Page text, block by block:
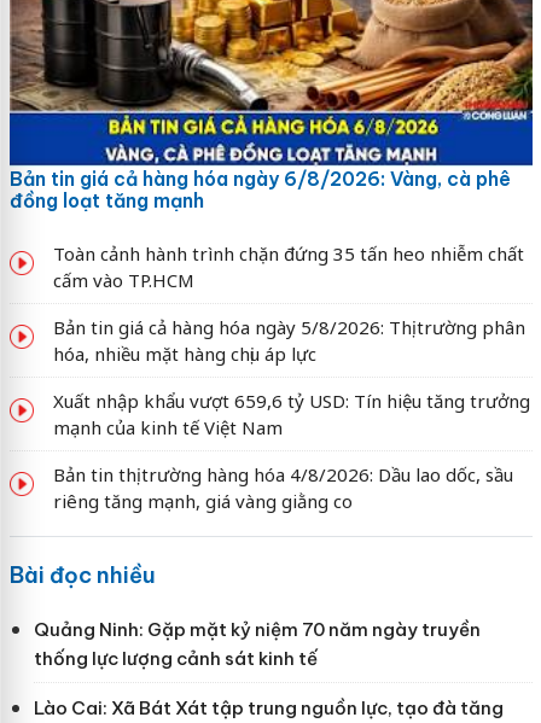
Bản tin giá cả hàng hóa ngày 6/8/2026: Vàng, cà phê
đồng loạt tăng mạnh
Toàn cảnh hành trình chặn đứng 35 tấn heo nhiễm chất
cấm vào TP.HCM
Bản tin giá cả hàng hóa ngày 5/8/2026: Thị trường phân
hóa, nhiều mặt hàng chịu áp lực
Xuất nhập khẩu vượt 659,6 tỷ USD: Tín hiệu tăng trưởng
mạnh của kinh tế Việt Nam
Bản tin thị trường hàng hóa 4/8/2026: Dầu lao dốc, sầu
riêng tăng mạnh, giá vàng giằng co
Bài đọc nhiều
Quảng Ninh: Gặp mặt kỷ niệm 70 năm ngày truyền
thống lực lượng cảnh sát kinh tế
Lào Cai: Xã Bát Xát tập trung nguồn lực, tạo đà tăng